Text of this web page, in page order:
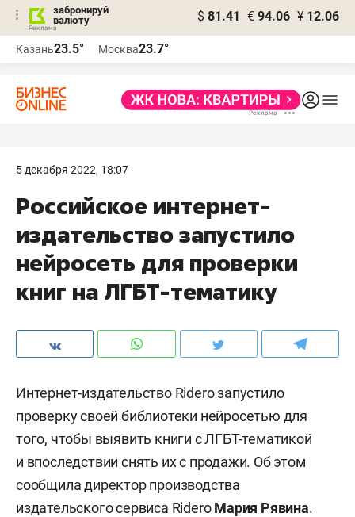
забронируй
валюту
$ 81.41 € 94.06 ¥ 12.06
Казань23.5° Москва23.7°
5 декабря 2022, 18:07
Российское интернет-
издательство запустило
нейросеть для проверки
книг на ЛГБТ-тематику
Интернет-издательство Ridero запустило
проверку своей библиотеки нейросетью для
того, чтобы выявить книги с ЛГБТ-тематикой
и впоследствии снять их с продажи. Об этом
сообщила директор производства
издательского сервиса RiderоМария Рявина.